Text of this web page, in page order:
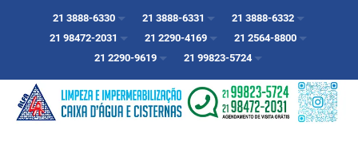
21 3888-6330 21 3888-6331
21 3888-6332
21 98472-2031
21 2290-4169
21 2564-8800
21 2290-9619
21 99823-5724